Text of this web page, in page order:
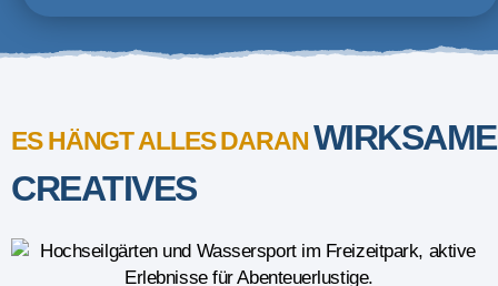
ES HÄNGT ALLES DARANWIRKSAME
CREATIVES